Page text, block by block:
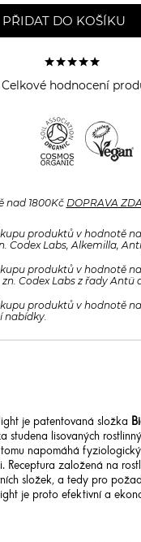
PŘIDAT DO KOŠÍKU
Celkové hodnocení
nad 1800Kč DOPRAVA
produktů v hodnotě
Codex Labs, Alkemilla,
produktů v hodnotě
Codex Labs z řady Antü
produktů v hodnotě
nabídky.
je patentovaná složka
studena lisovaných
napomáhá
Receptura založená na
složek, a tedy pro
je proto efektivní a